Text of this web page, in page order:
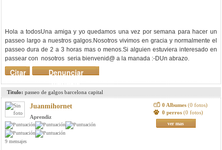
Hola a todosUna amiga y yo quedamos una vez por semana para hacer un
passeo largo a nuestros galgos.Nosotros vivimos en gracia y normalmente el
passeo dura de 2 a 3 horas mas o menos.Si alguien estuviera interesado en
passear con nosotros seria bienvenid@ a la manada :-DUn abrazo.
Denunciar
mensaje
Citar
Titulo: passeo de galgos barcelona capital
Juanmihornet
Aprendiz
9 mensajes
0 Albumes (0 fotos)
0 perros (0 fotos)
ver mas